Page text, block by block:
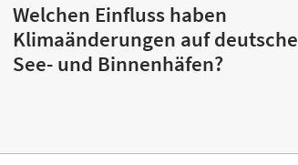
Welchen Einfluss haben
Klimaänderungen auf deutsche
See- und Binnenhäfen?